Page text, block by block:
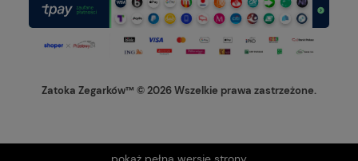
Zatoka Zegarków™ © 2026 Wszelkie prawa zastrzeżone.